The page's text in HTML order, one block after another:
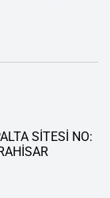
SİTESİ NO: